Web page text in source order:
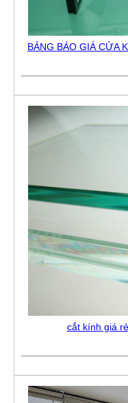
BẢNG BÁO GIÁ CỬA
cắt kính giá